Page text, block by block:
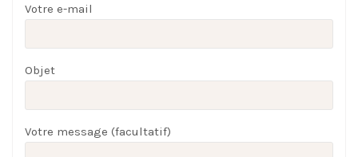
Votre e-mail
Objet
Votre message (facultatif)